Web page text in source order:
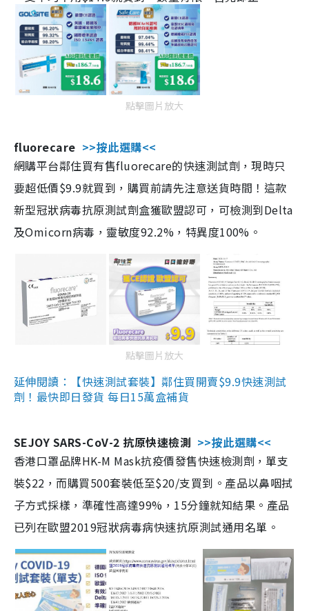
點擊圖片放大
fluorecare >>按此選購<<
網購平台鄰住買有售fluorecare的快速測試劑，現時只
要超低價$9.9就買到，購買前請先注意送貨時間！這款
新型冠狀病毒抗原測試劑盒獲歐盟認可，可檢測到Delta
及Omicorn病毒，靈敏度92.2%，特異度100%。
點擊圖片放大
延伸閱讀：【快速測試套裝】鄰住買開賣$9.9快速測試
劑！最快即日發貨 每日15萬盒補貨
SEJOY SARS-CoV-2 抗原快速檢測 >>按此選購<<
香港口罩品牌HK-M Mask抗疫價發售快速檢測劑，單支
裝$22，而購買500套裝低至$20/支買到。產品以鼻咽拭
子方式採樣，準確性高達99%，15分鐘就知結果。產品
已列在歐盟2019冠狀病毒病快速抗原測試通用名單。